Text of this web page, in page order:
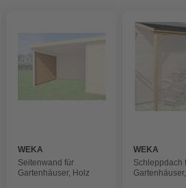
WEKA
Seitenwand für
Gartenhäuser, Holz
WEKA
Schleppdach